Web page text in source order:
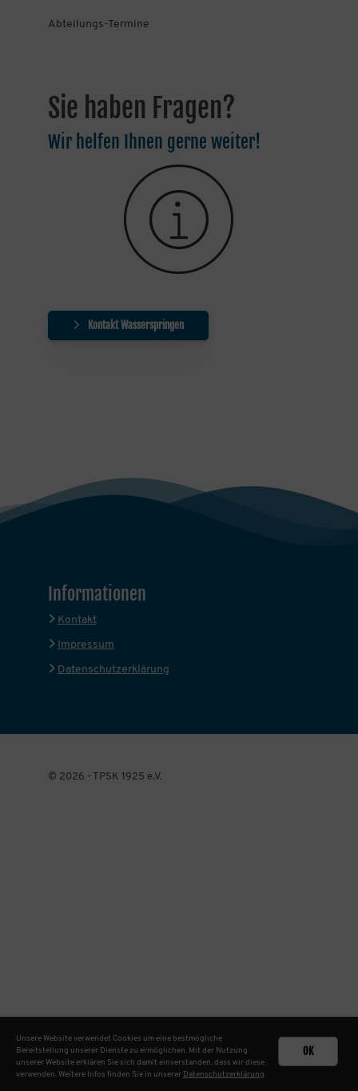
Abteilungs-Termine
Sie haben Fragen?
Wir helfen Ihnen gerne weiter!
Kontakt Wasserspringen
Informationen
Kontakt
Impressum
Datenschutzerklärung
© 2026 - TPSK 1925 e.V.
OK
Unsere Website verwendet Cookies um eine bestmögliche
Bereitstellung unserer Dienste zu ermöglichen. Mit der Nutzung
unserer Website erklären Sie sich damit einverstanden, dass wir diese
verwenden. Weitere Infos finden Sie in unserer Datenschutzerklärung.